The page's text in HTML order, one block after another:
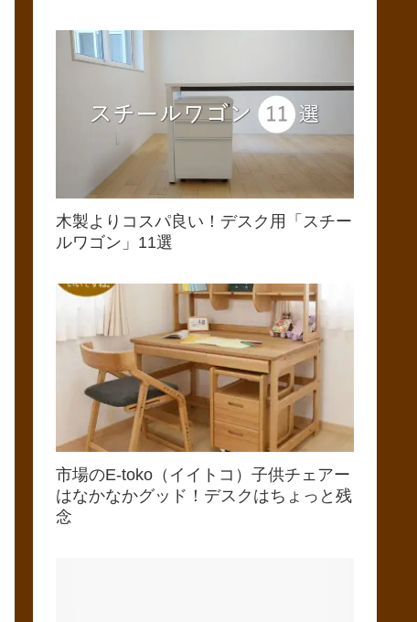
木製よりコスパ良い！デスク用「スチー
ルワゴン」11選
市場のE-toko（イイトコ）子供チェアー
はなかなかグッド！デスクはちょっと残
念